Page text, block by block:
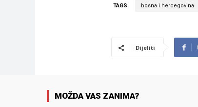
TAGS bosna i hercegovina
Dijeliti
MOŽDA VAS ZANIMA?